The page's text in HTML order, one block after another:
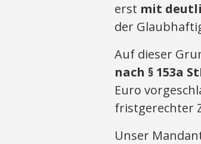
erst mit
der
Auf dieser
nach § 153a
Euro
fristgerechter
Unser